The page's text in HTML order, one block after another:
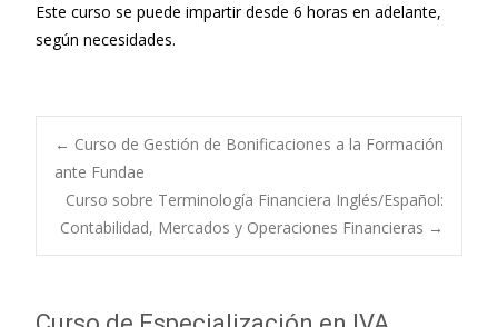
Este curso se puede impartir desde 6 horas en adelante,
según necesidades.
Navegación de
entradas
← Curso de Gestión de Bonificaciones a la Formación
ante Fundae
Curso sobre Terminología Financiera Inglés/Español:
Contabilidad, Mercados y Operaciones Financieras →